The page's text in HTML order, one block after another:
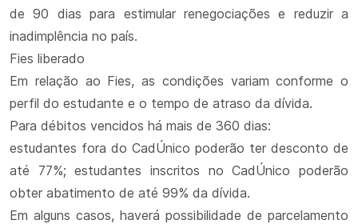
de 90 dias para estimular renegociações e reduzir a
inadimplência no país.
Fies liberado
Em relação ao Fies, as condições variam conforme o
perfil do estudante e o tempo de atraso da dívida.
Para débitos vencidos há mais de 360 dias:
estudantes fora do CadÚnico poderão ter desconto de
até 77%; estudantes inscritos no CadÚnico poderão
obter abatimento de até 99% da dívida.
Em alguns casos, haverá possibilidade de parcelamento